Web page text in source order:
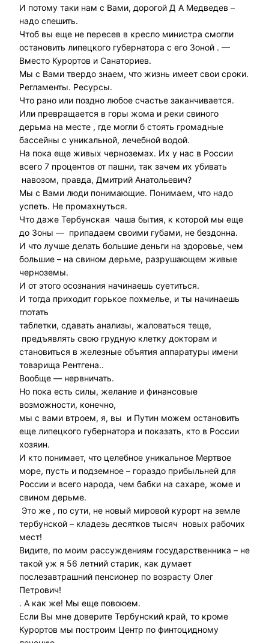
И потому таки нам с Вами, дорогой Д А Медведев –
надо спешить.
Чтоб вы еще не пересев в кресло министра смогли
остановить липецкого губернатора с его Зоной . —
Вместо Курортов и Санаториев.
Мы с Вами твердо знаем, что жизнь имеет свои сроки.
Регламенты. Ресурсы.
Что рано или поздно любое счастье заканчивается.
Или превращается в горы жома и реки свиного
дерьма на месте , где могли б стоять громадные
бассейны с уникальной, лечебной водой.
На пока еще живых черноземах. Их у нас в России
всего 7 процентов от пашни, так зачем их убивать
навозом, правда, Дмитрий Анатольевич?
Мы с Вами люди понимающие. Понимаем, что надо
успеть. Не промахнуться.
Что даже Тербунская чаша бытия, к которой мы еще
до Зоны — припадаем своими губами, не бездонна.
И что лучше делать большие деньги на здоровье, чем
большие – на свином дерьме, разрушающем живые
черноземы.
И от этого осознания начинаешь суетиться.
И тогда приходит горькое похмелье, и ты начинаешь
глотать
таблетки, сдавать анализы, жаловаться теще,
предъявлять свою грудную клетку докторам и
становиться в железные объятия аппаратуры имени
товарища Рентгена..
Вообще — нервничать.
Но пока есть силы, желание и финансовые
возможности, конечно,
мы с вами втроем, я, вы и Путин можем остановить
еще липецкого губернатора и показать, кто в России
хозяин.
И кто понимает, что целебное уникальное Мертвое
море, пусть и подземное – гораздо прибыльней для
России и всего народа, чем бабки на сахаре, жоме и
свином дерьме.
Это же , по сути, не новый мировой курорт на земле
тербунской – кладезь десятков тысяч новых рабочих
мест!
Видите, по моим рассуждениям государственника – не
такой уж я 56 летний старик, как думает
послезавтрашний пенсионер по возрасту Олег
Петрович!
. А как же! Мы еще повоюем.
Если Вы мне доверите Тербунский край, то кроме
Курортов мы построим Центр по финтоцидному